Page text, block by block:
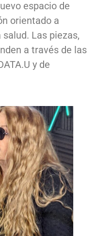
espacio de
orientado a
Las piezas,
a través de las
y de